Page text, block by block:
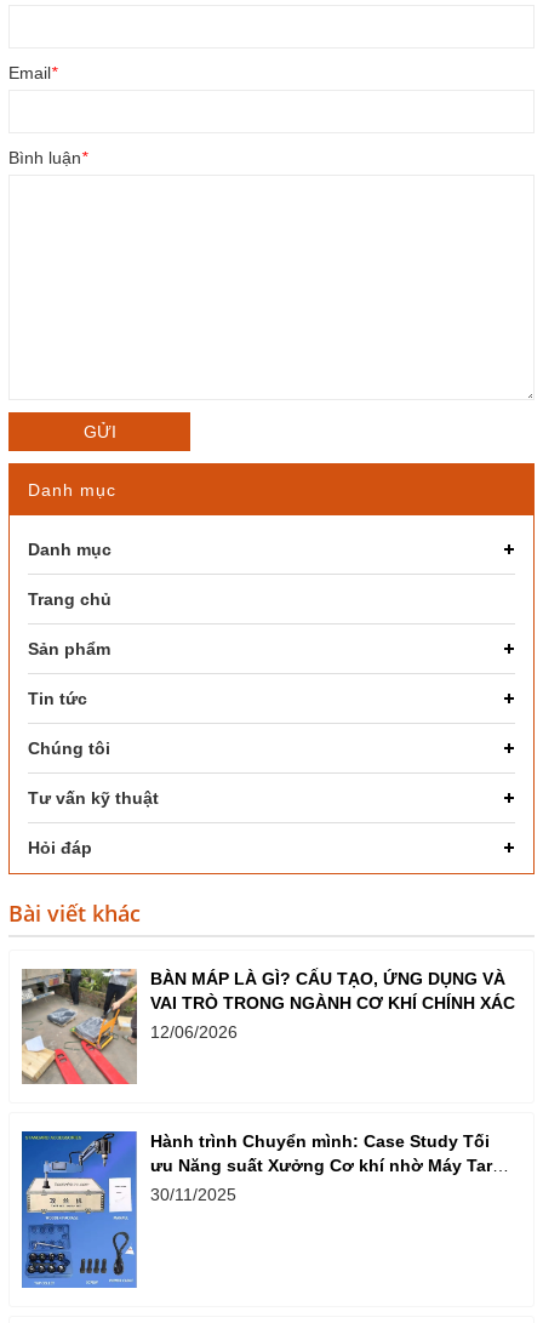
Email*
Bình luận*
GỬI
Danh mục
Danh mục
Trang chủ
Sản phẩm
Tin tức
Chúng tôi
Tư vấn kỹ thuật
Hỏi đáp
Bài viết khác
BÀN MÁP LÀ GÌ? CẤU TẠO, ỨNG DỤNG VÀ
VAI TRÒ TRONG NGÀNH CƠ KHÍ CHÍNH XÁC
12/06/2026
Hành trình Chuyển mình: Case Study Tối
ưu Năng suất Xưởng Cơ khí nhờ Máy Taro
Cần Điện
30/11/2025